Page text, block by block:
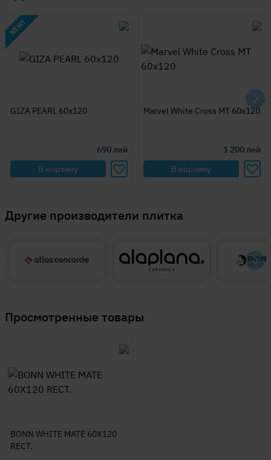
GIZA PEARL 60x120
690лей
В корзину
Marvel White Cross MT 60x120
1 200лей
В корзину
Другие производители плитка
Просмотренные товары
BONN WHITE MATE 60X120
RECT.